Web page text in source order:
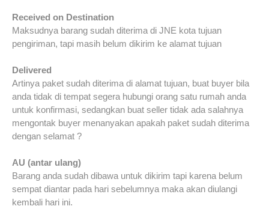
Received on Destination
Maksudnya barang sudah diterima di JNE kota tujuan
pengiriman, tapi masih belum dikirim ke alamat tujuan
Delivered
Artinya paket sudah diterima di alamat tujuan, buat buyer bila
anda tidak di tempat segera hubungi orang satu rumah anda
untuk konfirmasi, sedangkan buat seller tidak ada salahnya
mengontak buyer menanyakan apakah paket sudah diterima
dengan selamat ?
AU (antar ulang)
Barang anda sudah dibawa untuk dikirim tapi karena belum
sempat diantar pada hari sebelumnya maka akan diulangi
kembali hari ini.